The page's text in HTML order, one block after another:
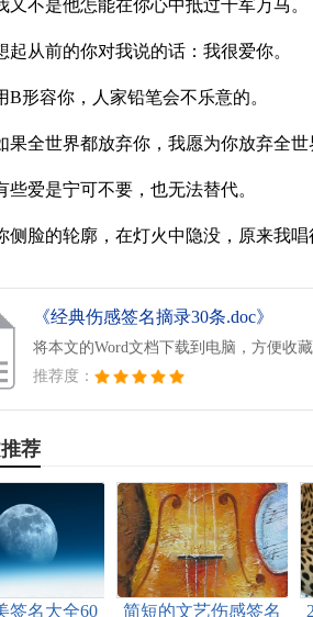
又不是他怎能在你心中抵过千军万马。
起从前的你对我说的话：我很爱你。
B形容你，人家铅笔会不乐意的。
果全世界都放弃你，我愿为你放弃全世
些爱是宁可不要，也无法替代。
侧脸的轮廓，在灯火中隐没，原来我唱
《经典伤感签名摘录30条.doc》
将本文的Word文档下载到电脑，方便收
推荐度：
荐
签名大全60 简短的文艺伤感签名